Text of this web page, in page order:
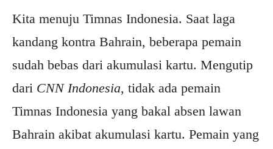
Kita menuju Timnas Indonesia. Saat laga
kandang kontra Bahrain, beberapa pemain
sudah bebas dari akumulasi kartu. Mengutip
dari CNN Indonesia, tidak ada pemain
Timnas Indonesia yang bakal absen lawan
Bahrain akibat akumulasi kartu. Pemain yang